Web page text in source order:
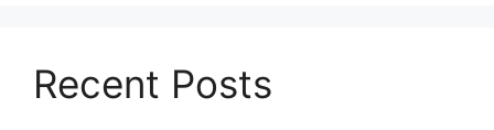
Recent Posts